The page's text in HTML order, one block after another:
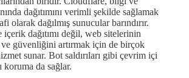
dağıtımını verimli şekilde sağlamak
olarak dağılmış sunucular barındırır.
içerik dağıtımı değil, web sitelerinin
ve güvenliğini artırmak için de birçok
sunar. Bot saldırıları gibi çevrim içi
koruma da sağlar.